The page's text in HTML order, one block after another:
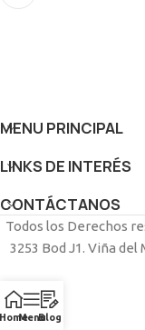
MENU PRINCIPAL
LINKS DE INTERÉS
CONTÁCTANOS
Todos los Derechos
3253 Bod J1. Viña
HomeMenuBlog